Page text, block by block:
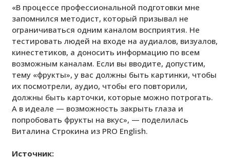
«В процессе профессиональной подготовки мне
запомнился методист, который призывал не
ограничиваться одним каналом восприятия. Не
тестировать людей на входе на аудиалов, визуалов,
кинестетиков, а доносить информацию по всем
возможным каналам. Если вы вводите, допустим,
тему «фрукты», у вас должны быть картинки, чтобы
их посмотрели, аудио, чтобы его повторили,
должны быть карточки, которые можно потрогать.
А в идеале — возможность закрыть глаза и
попробовать фрукты на вкус», — поделилась
Виталина Строкина из PRO English.
Источник: